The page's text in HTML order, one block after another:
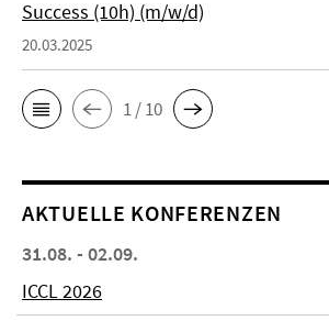
Success (10h) (m/w/d)
20.03.2025
1 / 10
AKTUELLE KONFERENZEN
31.08. - 02.09.
ICCL 2026